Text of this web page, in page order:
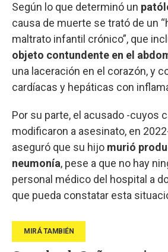
Según lo que determinó un
causa de muerte se trató de un
maltrato infantil crónico”, que
objeto contundente en el
una laceración en el corazón, y
cardíacas y hepáticas con
Por su parte, el acusado -cuyos
modificaron a asesinato, en
aseguró que su hijo murió
neumonía, pese a que no hay
personal médico del hospital a
que pueda constatar esta